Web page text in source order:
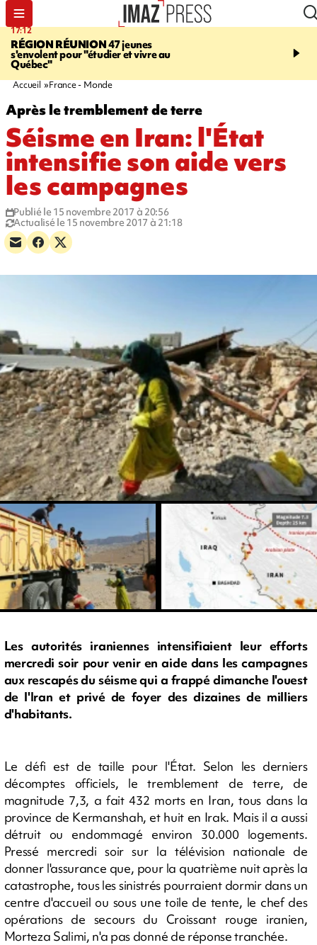
17:12
RÉGION RÉUNION47 jeunes
s'envolent pour "étudier et vivre au
Québec"
19:05
chute de 6 mètres lors
Accueil France - Monde
Après le tremblement de terre
Séisme en Iran: l'État
intensifie son aide vers
les campagnes
Publié le 15 novembre 2017 à 20:56
Actualisé le 15 novembre 2017 à 21:18
Les autorités iraniennes intensifiaient leur efforts
mercredi soir pour venir en aide dans les campagnes
aux rescapés du séisme qui a frappé dimanche l'ouest
de l'Iran et privé de foyer des dizaines de milliers
d'habitants.
Le défi est de taille pour l'État. Selon les derniers
décomptes officiels, le tremblement de terre, de
magnitude 7,3, a fait 432 morts en Iran, tous dans la
province de Kermanshah, et huit en Irak. Mais il a aussi
détruit ou endommagé environ 30.000 logements.
Pressé mercredi soir sur la télévision nationale de
donner l'assurance que, pour la quatrième nuit après la
catastrophe, tous les sinistrés pourraient dormir dans un
centre d'accueil ou sous une toile de tente, le chef des
opérations de secours du Croissant rouge iranien,
Morteza Salimi, n'a pas donné de réponse tranchée.